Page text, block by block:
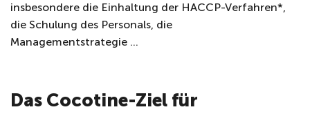
insbesondere die Einhaltung der HACCP-Verfahren*,
die Schulung des Personals, die
Managementstrategie …
Das Cocotine-Ziel für